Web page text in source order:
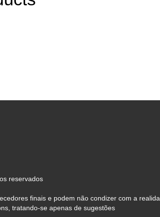
reservados
finais e podem não condizer com a
tratando-se apenas de sugestões